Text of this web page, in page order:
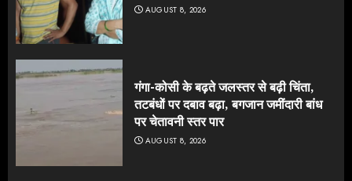
AUGUST 8, 2026
गंगा-कोसी के बढ़ते जलस्तर से बढ़ी चिंता,
तटबंधों पर दबाव बढ़ा, बगजान जमींदारी बांध
पर चेतावनी स्तर पार
AUGUST 8, 2026